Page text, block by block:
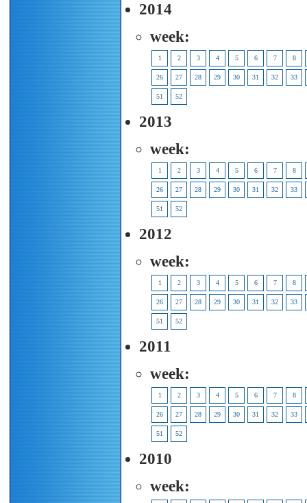
2014
week:
1 2 3 4 5 6 7 8
26 27 28 29 30 31 32 33
51 52
2013
week:
1 2 3 4 5 6 7 8
26 27 28 29 30 31 32 33
51 52
2012
week:
1 2 3 4 5 6 7 8
26 27 28 29 30 31 32 33
51 52
2011
week:
1 2 3 4 5 6 7 8
26 27 28 29 30 31 32 33
51 52
2010
week: